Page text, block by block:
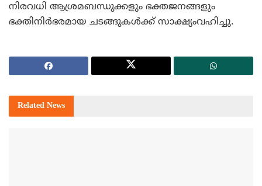
നിരവധി ആശ്രമബന്ധുക്കളും ഭക്തജനങ്ങളും
ഭക്തിനിര്‍ഭരമായ ചടങ്ങുകള്‍ക്ക് സാക്ഷ്യംവഹിച്ചു.
Related News